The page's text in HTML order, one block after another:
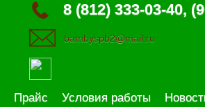
8 (812) 333-03-40,
bambyspb2@mail.ru
Прайс Условия работы